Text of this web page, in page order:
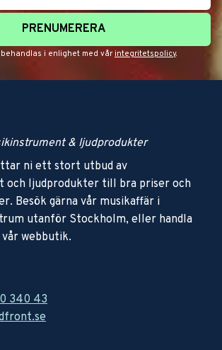
PRENUMERERA
i enlighet med vår integritetspolicy.
& ljudprodukter
ni ett stort utbud av
och ljudprodukter till bra priser och
Besök gärna vår musikaffär i
utanför Stockholm, eller handla
webbutik.
340 43